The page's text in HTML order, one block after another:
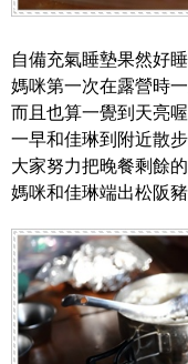
自備充氣睡墊果然好睡
媽咪第一次在露營時
而且也算一覺到天亮喔
一早和佳琳到附近散
大家努力把晚餐剩餘
媽咪和佳琳端出松阪